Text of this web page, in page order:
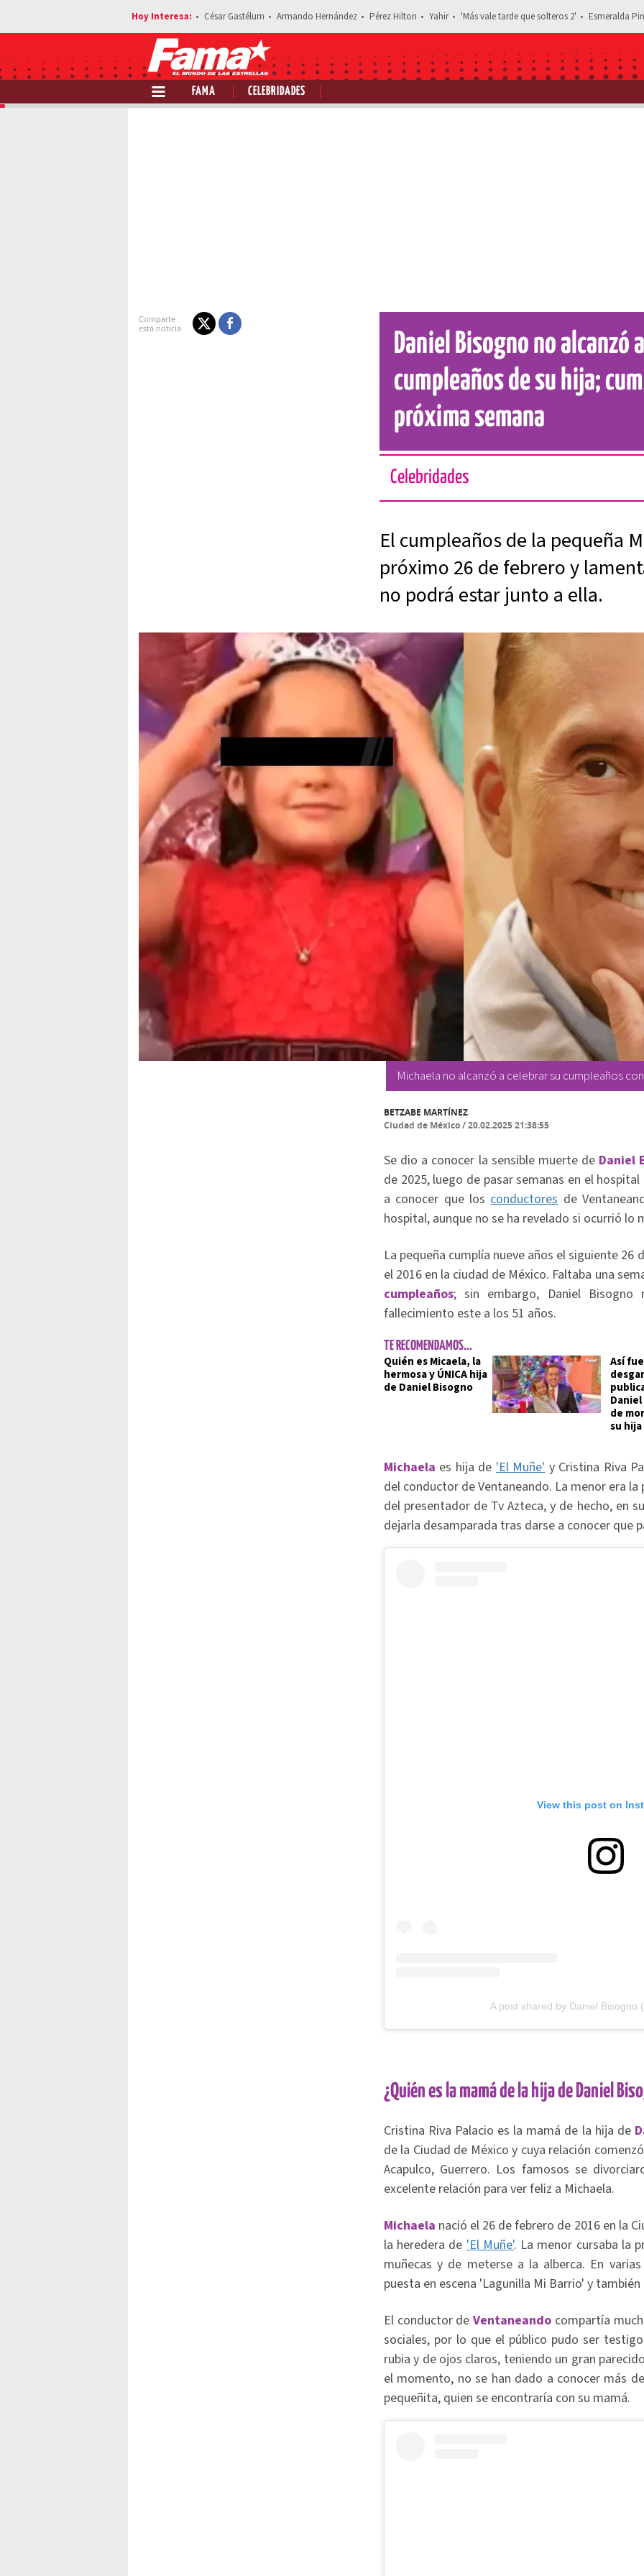
César Gastélum Armando Hernández Pérez Hilton Yahir 'Más vale tarde que solteros 2' Esmeralda
FAMA CELEBRIDADES
Estás leyendo: Daniel Bisogno no alcanzó a
Daniel Bisogno no alcanzó
cumpleaños de su hija;
próxima semana
Celebridades
El cumpleaños de la pequeña
próximo 26 de febrero y
no podrá estar junto a ella.
Michaela no alcanzó a celebrar su cumpleaños
BETZABE MARTÍNEZ
Ciudad de México/20.02.2025 21:38:55
Se dio a conocer la sensible muerte de Daniel
de 2025, luego de pasar semanas en el
a conocer que losconductoresde
hospital, aunque no se ha revelado si ocurrió lo
La pequeña cumplía nueve años el siguiente 26
el 2016 en la ciudad de México. Faltaba una
cumpleaños; sin embargo, Daniel
fallecimiento este a los 51 años.
TE RECOMENDAMOS...
Quién es Micaela, la
hermosa y ÚNICA hija
de Daniel Bisogno
Así
de
su
Michaela es hija de'El Muñe'y Cristina Riva
del conductor de Ventaneando. La menor era
del presentador de Tv Azteca, y de hecho, en
dejarla desamparada tras darse a conocer que
View this post on
A post shared by Daniel Bisogno
¿Quién es la mamá de la hija de Daniel
Cristina Riva Palacio es la mamá de la hija de
de la Ciudad de México y cuya relación
Acapulco, Guerrero. Los famosos se
excelente relación para ver feliz a Michaela.
Michaela nació el 26 de febrero de 2016 en la
la heredera de 'El Muñe'. La menor cursaba la
muñecas y de meterse a la alberca. En
puesta en escena 'Lagunilla Mi Barrio' y
El conductor deVentaneando compartía
sociales, por lo que el público pudo ser
rubia y de ojos claros, teniendo un gran
el momento, no se han dado a conocer más
pequeñita, quien se encontraría con su mamá.